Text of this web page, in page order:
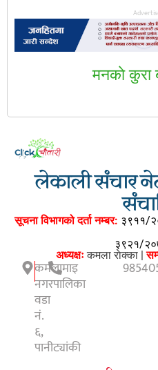
मनकाे कुरा
लेकाली संचार
सूचना विभागको दर्ता नम्बर: ३९११/
३९२१/
अध्यक्षःकमला राेक्का |
कमलामाइ
नगरपालिका
वडा
नं.
६,
पानीट्यांकी